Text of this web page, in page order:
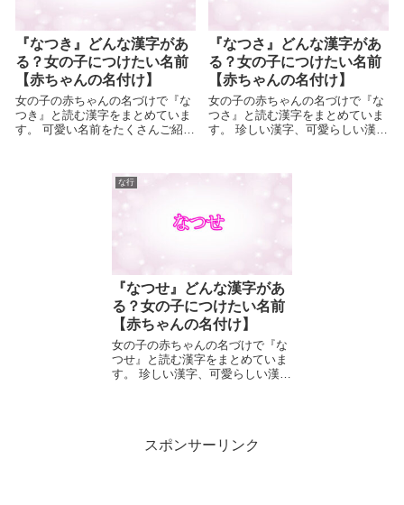
『なつき』どんな漢字があ
る？女の子につけたい名前
【赤ちゃんの名付け】
女の子の赤ちゃんの名づけで『な
つき』と読む漢字をまとめていま
す。 可愛い名前をたくさんご紹介
『なつさ』どんな漢字があ
る？女の子につけたい名前
【赤ちゃんの名付け】
女の子の赤ちゃんの名づけで『な
つさ』と読む漢字をまとめていま
す。 珍しい漢字、可愛らしい漢
な行
『なつせ』どんな漢字があ
る？女の子につけたい名前
【赤ちゃんの名付け】
女の子の赤ちゃんの名づけで『な
つせ』と読む漢字をまとめていま
す。 珍しい漢字、可愛らしい漢
スポンサーリンク